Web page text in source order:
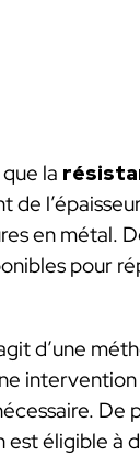
la
en métal.
pour
d’une
De
est éligible à